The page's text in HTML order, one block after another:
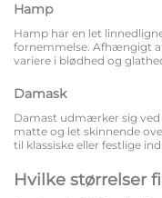
Hamp
Hamp har en let
fornemmelse. Afhængigt
variere i blødhed og
Damask
Damast udmærker sig
matte og let skinnende
til klassiske eller festlige
Hvilke størrelser